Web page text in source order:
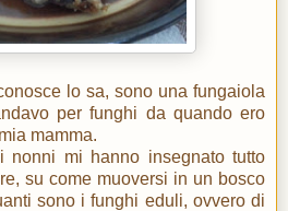
lo sa, sono una fungaiola
per funghi da quando ero
mamma.
nonni mi hanno insegnato tutto
su come muoversi in un bosco
sono i funghi eduli, ovvero di